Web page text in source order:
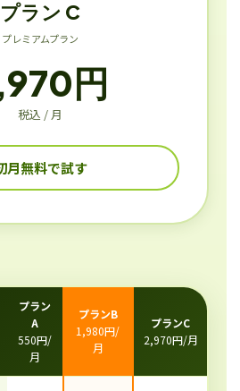
プラン C
プレミアムプラン
円
税込 / 月
月無料で試す
プラン
A
550円/
月
プランB
1,980円/
月
プランC
2,970円/月